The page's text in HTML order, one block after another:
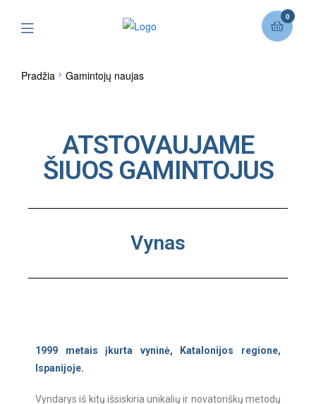
0
Pradžia Gamintojų naujas
ATSTOVAUJAME
ŠIUOS GAMINTOJUS
Vynas
1999 metais įkurta vyninė, Katalonijos regione,
Ispanijoje.
Vyndarys iš kitų išsiskiria unikalių ir novatoriškų metodų